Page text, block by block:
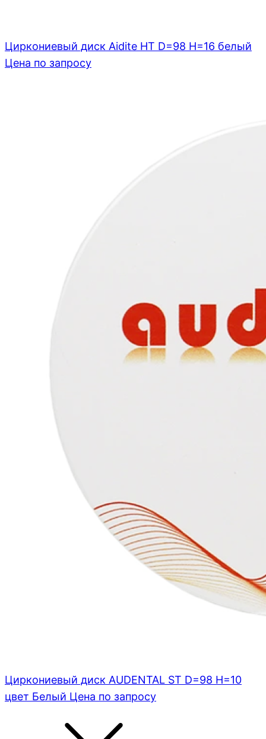
Циркониевый диск Aidite HT D=98 H=16 белый
Цена по запросу
Циркониевый диск AUDENTAL ST D=98 H=10
цвет Белый Цена по запросу